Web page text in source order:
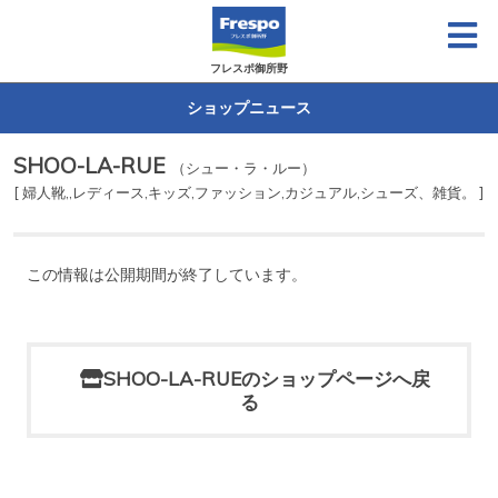
フレスポ御所野
ショップニュース
SHOO-LA-RUE
（シュー・ラ・ルー）
[ 婦人靴,,レディース,キッズ,ファッション,カジュアル,シューズ、雑貨。 ]
この情報は公開期間が終了しています。
SHOO-LA-RUEのショップページへ戻
る